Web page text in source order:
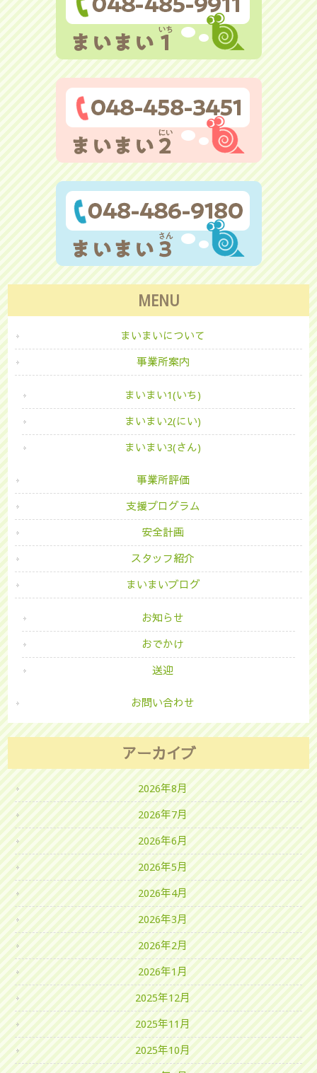
MENU
まいまいについて
事業所案内
まいまい1(いち)
まいまい2(にい)
まいまい3(さん)
事業所評価
支援プログラム
安全計画
スタッフ紹介
まいまいブログ
お知らせ
おでかけ
送迎
お問い合わせ
アーカイブ
2026年8月
2026年7月
2026年6月
2026年5月
2026年4月
2026年3月
2026年2月
2026年1月
2025年12月
2025年11月
2025年10月